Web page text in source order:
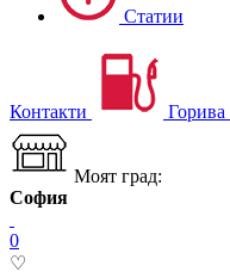
Статии
Контакти Горива
Моят град:
София
0
♡